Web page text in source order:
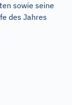
sowie seine
des Jahres